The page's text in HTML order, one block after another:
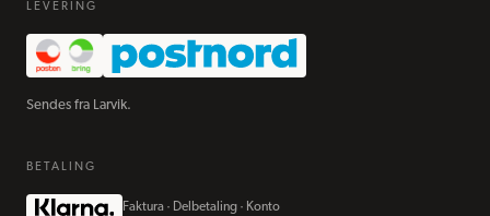
LEVERING
Sendes fra Larvik.
BETALING
Faktura · Delbetaling · Konto